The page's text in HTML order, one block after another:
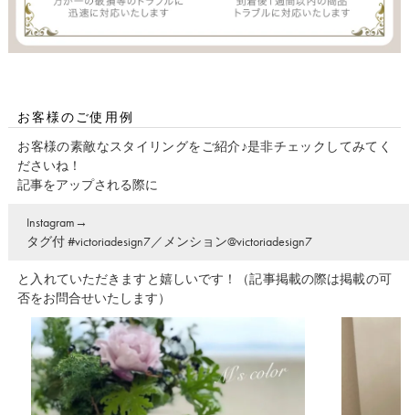
お客様のご使用例
お客様の素敵なスタイリングをご紹介♪是非チェックしてみてく
ださいね！
記事をアップされる際に
Instagram→
タグ付 #victoriadesign7／メンション@victoriadesign7
と入れていただきますと嬉しいです！（記事掲載の際は掲載の可
否をお問合せいたします）